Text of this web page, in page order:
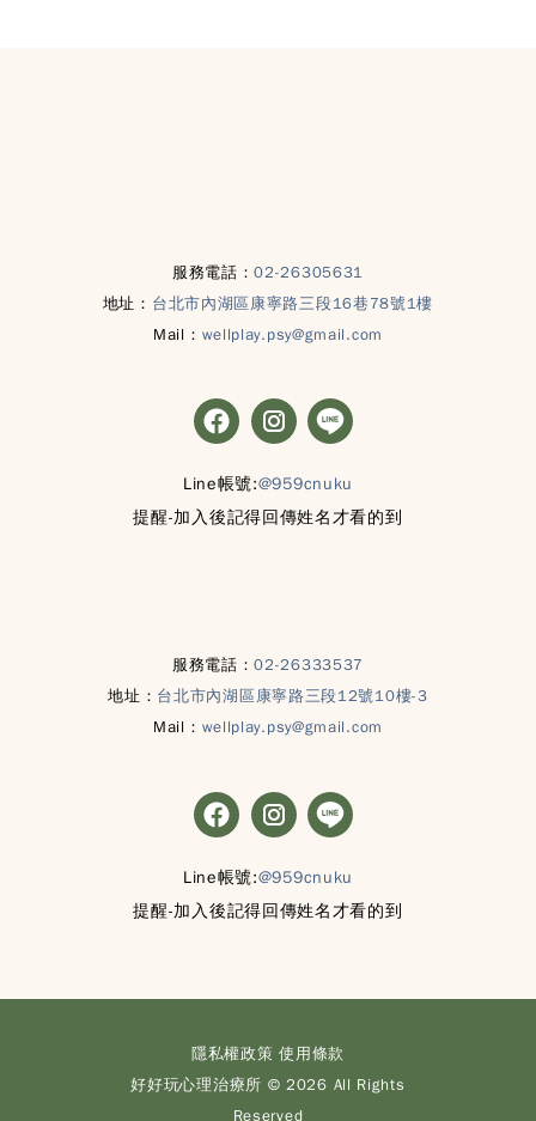
服務電話：02-26305631
地址： 台北市內湖區康寧路三段16巷78號1樓
Mail： wellplay.psy@gmail.com
Line帳號:@959cnuku
提醒-加入後記得回傳姓名才看的到
服務電話：02-26333537
地址： 台北市內湖區康寧路三段12號10樓-3
Mail： wellplay.psy@gmail.com
Line帳號:@959cnuku
提醒-加入後記得回傳姓名才看的到
隱私權政策 使用條款
好好玩心理治療所 © 2026 All Rights
Reserved